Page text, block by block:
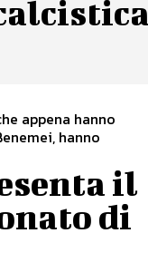
appena hanno
hanno
il
di